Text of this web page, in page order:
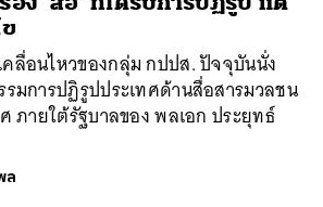
ลื่อนไหวของกลุ่ม กปปส. ปัจจุบันนั่ง
มการปฏิรูปประเทศด้านสื่อสารมวลชน
ภายใต้รัฐบาลของ พลเอก ประยุทธ์
ล